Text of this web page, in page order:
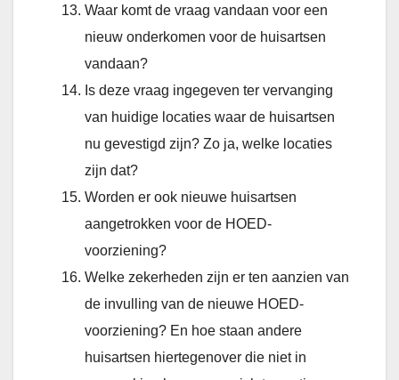
Waar komt de vraag vandaan voor een
nieuw onderkomen voor de huisartsen
vandaan?
Is deze vraag ingegeven ter vervanging
van huidige locaties waar de huisartsen
nu gevestigd zijn? Zo ja, welke locaties
zijn dat?
Worden er ook nieuwe huisartsen
aangetrokken voor de HOED-
voorziening?
Welke zekerheden zijn er ten aanzien van
de invulling van de nieuwe HOED-
voorziening? En hoe staan andere
huisartsen hiertegenover die niet in